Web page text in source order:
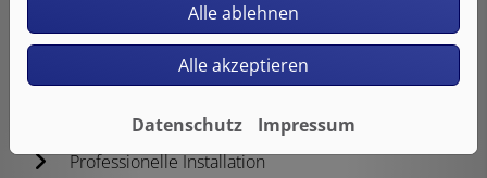
Unsere Kompetenzen
Individuelle & hochwertige Badplanung
Professionelle Installation
Alle ablehnen
Alle akzeptieren
Datenschutz Impressum